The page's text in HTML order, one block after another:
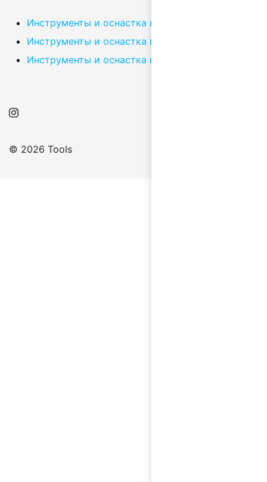
Инструменты и оснастка в Караганде
Инструменты и оснастка в Павлодаре
Инструменты и оснастка в Усть-Каменогорске
© 2026 Tools